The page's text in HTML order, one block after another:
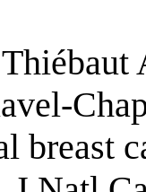
breast